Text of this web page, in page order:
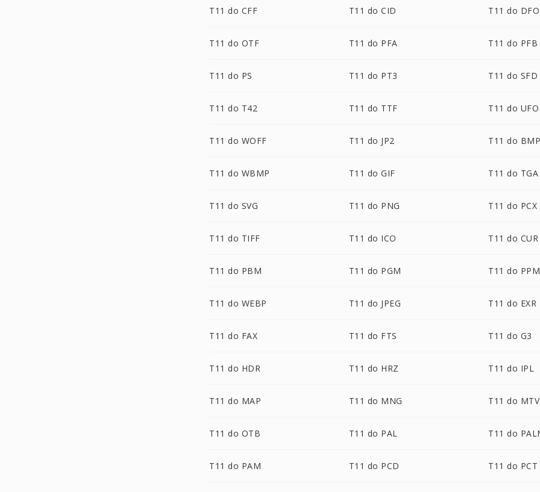
T11 do CFF T11 do CID T11 do
T11 do OTF T11 do PFA T11 do PFB
T11 do PS T11 do PT3 T11 do SFD
T11 do T42 T11 do TTF T11 do UFO
T11 do WOFF T11 do JP2 T11 do
T11 do WBMP T11 do GIF T11 do TGA
T11 do SVG T11 do PNG T11 do PCX
T11 do TIFF T11 do ICO T11 do CUR
T11 do PBM T11 do PGM T11 do PPM
T11 do WEBP T11 do JPEG T11 do EXR
T11 do FAX T11 do FTS T11 do G3
T11 do HDR T11 do HRZ T11 do IPL
T11 do MAP T11 do MNG T11 do MTV
T11 do OTB T11 do PAL T11 do
T11 do PAM T11 do PCD T11 do PCT